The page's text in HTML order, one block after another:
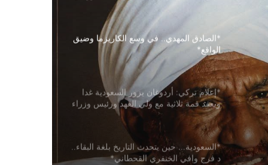
*إعلام تركي: أردوغان يزور السعودية غدا
ويعقد قمة ثلاثية مع ولي العهد ورئيس وزراء
باكستان*
*‏السعودية… حين يتحدث التاريخ بلغة البقاء..
‏د فرج وافي الخنفري القحطاني*
*انتخاب السودان رئيساً لمجلس أفريقيا
للمعادن وعلوم الأرض*